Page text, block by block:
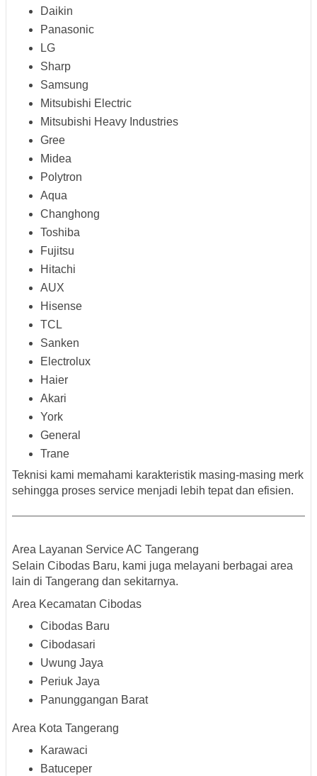
Daikin
Panasonic
LG
Sharp
Samsung
Mitsubishi Electric
Mitsubishi Heavy Industries
Gree
Midea
Polytron
Aqua
Changhong
Toshiba
Fujitsu
Hitachi
AUX
Hisense
TCL
Sanken
Electrolux
Haier
Akari
York
General
Trane
Teknisi kami memahami karakteristik masing-masing merk
sehingga proses service menjadi lebih tepat dan efisien.
Area Layanan Service AC Tangerang
Selain Cibodas Baru, kami juga melayani berbagai area
lain di Tangerang dan sekitarnya.
Area Kecamatan Cibodas
Cibodas Baru
Cibodasari
Uwung Jaya
Periuk Jaya
Panunggangan Barat
Area Kota Tangerang
Karawaci
Batuceper